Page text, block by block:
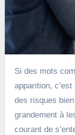
Si des mots comme cybercriminalité ont fait leur
apparition,
des risques
grandement à
courant de